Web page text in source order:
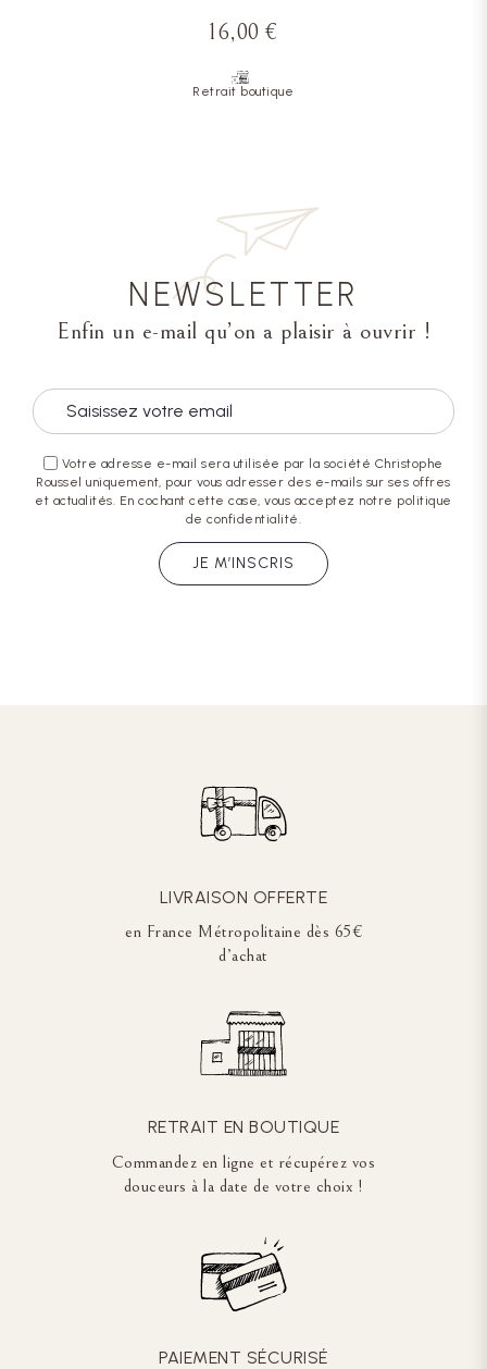
16,00 €
Retrait boutique
NEWSLETTER
Enfin un e-mail qu’on a plaisir à ouvrir !
Votre adresse e-mail sera utilisée par la société Christophe
Roussel uniquement, pour vous adresser des e-mails sur ses offres
et actualités. En cochant cette case, vous acceptez notre politique
de confidentialité.
JE M’INSCRIS
LIVRAISON OFFERTE
en France Métropolitaine dès 65€
d’achat
RETRAIT EN BOUTIQUE
Commandez en ligne et récupérez vos
douceurs à la date de votre choix !
PAIEMENT SÉCURISÉ